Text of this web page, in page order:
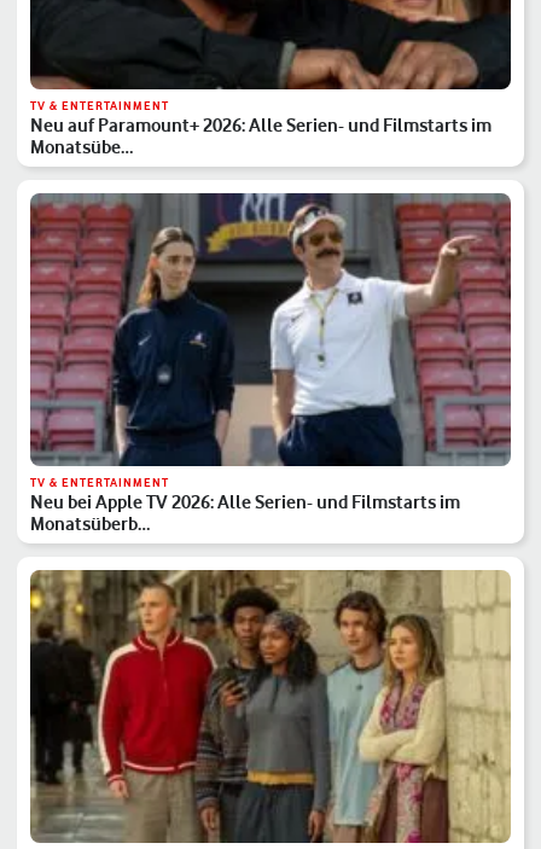
TV & ENTERTAINMENT
Neu auf Paramount+ 2026: Alle Serien- und Filmstarts im
Monatsübe…
TV & ENTERTAINMENT
Neu bei Apple TV 2026: Alle Serien- und Filmstarts im
Monatsüberb…